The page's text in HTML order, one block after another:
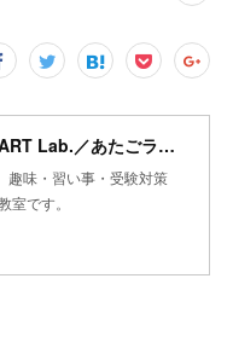
絵画教室【ATAGO ART Lab.／あたごラボ】
趣味・習い事・受験対策
室です。